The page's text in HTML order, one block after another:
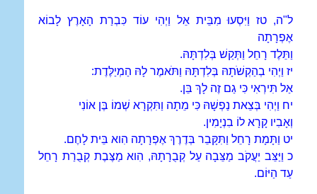
ל"ה, טז וַיִּסְעוּ מִבֵּית אֵל וַיְהִי עוֹד כִּבְרַת הָאָרֶץ לָבוֹא
אֶפְרָתָה
וַתֵּלֶד רָחֵל וַתְּקַשׁ בְּלִדְתָּהּ.
יז וַיְהִי בְהַקְשֹׁתָהּ בְּלִדְתָּהּ וַתֹּאמֶר לָהּ הַמְיַלֶּדֶת:
אַל תִּירְאִי כִּי גַם זֶה לָךְ בֵּן.
יח וַיְהִי בְּצֵאת נַפְשָׁהּ כִּי מֵתָה וַתִּקְרָא שְׁמוֹ בֶּן אוֹנִי
וְאָבִיו קָרָא לוֹ בִנְיָמִין.
יט וַתָּמָת רָחֵל וַתִּקָּבֵר בְּדֶרֶךְ אֶפְרָתָה הִוא בֵּית לָחֶם.
כ וַיַּצֵּב יַעֲקֹב מַצֵּבָה עַל קְבֻרָתָהּ, הִוא מַצֶּבֶת קְבֻרַת רָחֵל
עַד הַיּוֹם.